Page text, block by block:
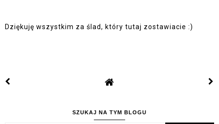
Dziękuję wszystkim za ślad, który tutaj zostawiacie :)
SZUKAJ NA TYM BLOGU